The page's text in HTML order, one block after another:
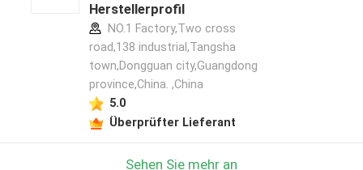
Herstellerprofil
NO.1 Factory,Two cross
road,138 industrial,Tangsha
town,Dongguan city,Guangdong
province,China. ,China
5.0
Überprüfter Lieferant
Sehen Sie mehr an